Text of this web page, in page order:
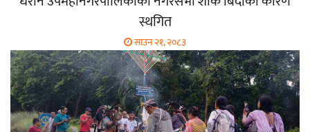
स्थगित
साउन २१, २०८३